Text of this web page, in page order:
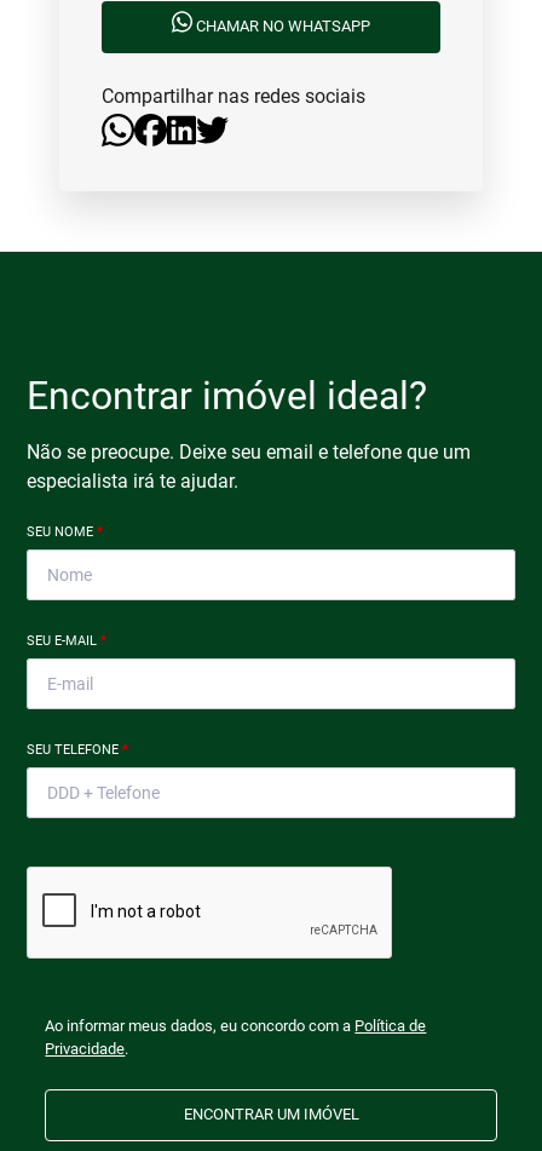
CHAMAR NO WHATSAPP
Compartilhar nas redes sociais
Encontrar imóvel ideal?
Não se preocupe. Deixe seu email e telefone que um
especialista irá te ajudar.
SEU NOME*
SEU E-MAIL*
SEU TELEFONE*
Ao informar meus dados, eu concordo com a Política de
Privacidade.
ENCONTRAR UM IMÓVEL